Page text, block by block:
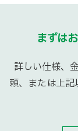
まずは
詳しい仕様、
頼、または上